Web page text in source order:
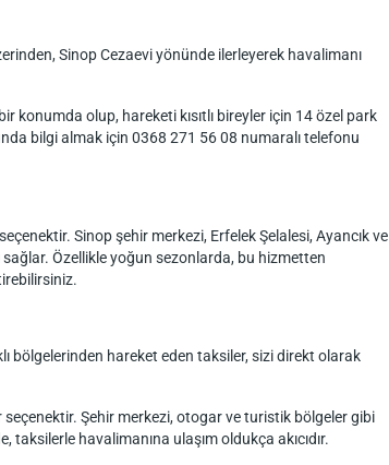
Sinop Cezaevi yönünde ilerleyerek havalimanı
olup, hareketi kısıtlı bireyler için 14 özel park
bilgi almak için 0368 271 56 08 numaralı telefonu
Sinop şehir merkezi, Erfelek Şelalesi, Ayancık ve
Özellikle yoğun sezonlarda, bu hizmetten
bölgelerinden hareket eden taksiler, sizi direkt olarak
Şehir merkezi, otogar ve turistik bölgeler gibi
havalimanına ulaşım oldukça akıcıdır.